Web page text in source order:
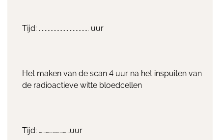
Tijd: .................................. uur
Het maken van de scan 4 uur na het inspuiten van
de radioactieve witte bloedcellen
Tijd: ………………………uur